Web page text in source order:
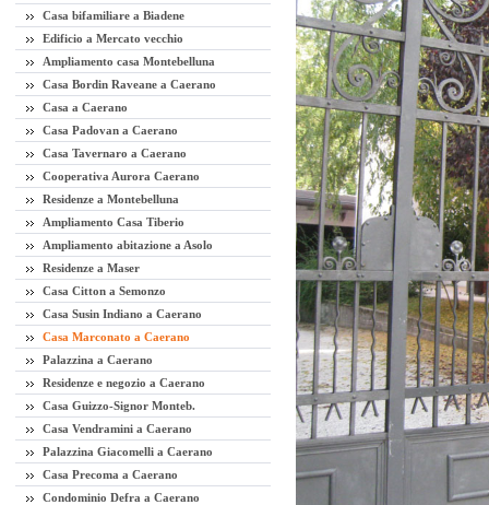
Casa bifamiliare a Biadene
Edificio a Mercato vecchio
Ampliamento casa Montebelluna
Casa Bordin Raveane a Caerano
Casa a Caerano
Casa Padovan a Caerano
Casa Tavernaro a Caerano
Cooperativa Aurora Caerano
Residenze a Montebelluna
Ampliamento Casa Tiberio
Ampliamento abitazione a Asolo
Residenze a Maser
Casa Citton a Semonzo
Casa Susin Indiano a Caerano
Casa Marconato a Caerano
Palazzina a Caerano
Residenze e negozio a Caerano
Casa Guizzo-Signor Monteb.
Casa Vendramini a Caerano
Palazzina Giacomelli a Caerano
Casa Precoma a Caerano
Condominio Defra a Caerano